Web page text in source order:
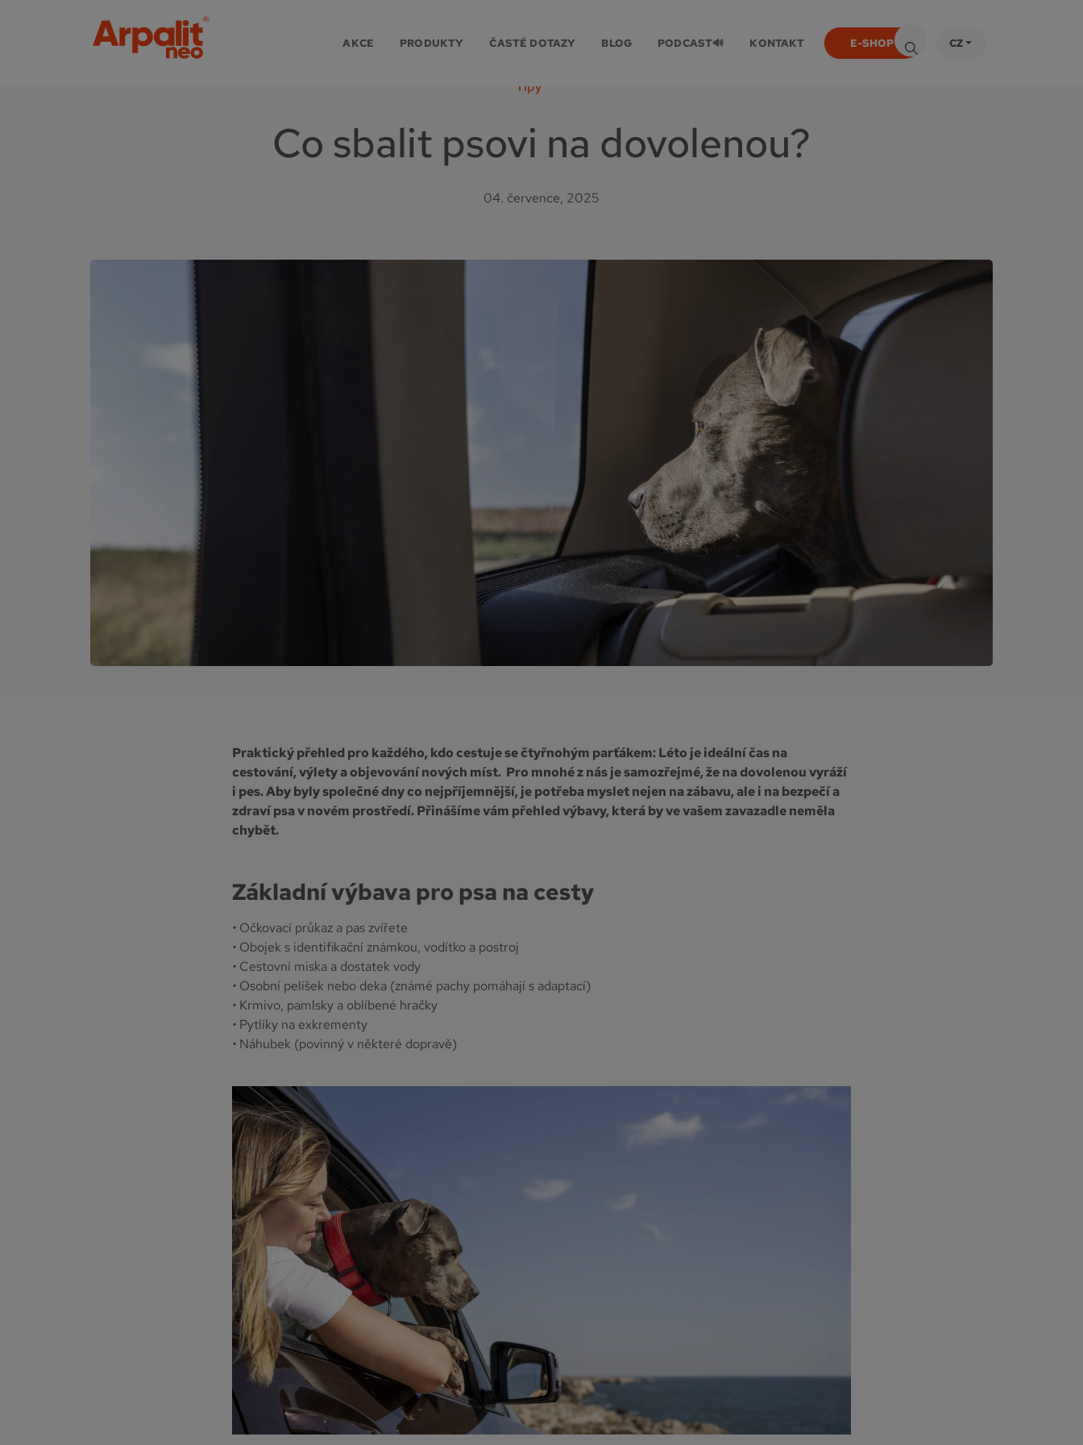
AKCE PRODUKTY ČASTÉ DOTAZY BLOG PODCAST🔊 KONTAKT E-SHOP CZ
Tipy
Co sbalit psovi na dovolenou?
04. července, 2025
Praktický přehled pro každého, kdo cestuje se čtyřnohým parťákem: Léto je ideální čas na
cestování, výlety a objevování nových míst. Pro mnohé z nás je samozřejmé, že na dovolenou vyráží
i pes. Aby byly společné dny co nejpříjemnější, je potřeba myslet nejen na zábavu, ale i na bezpečí a
zdraví psa v novém prostředí. Přinášíme vám přehled výbavy, která by ve vašem zavazadle neměla
chybět.
Základní výbava pro psa na cesty
• Očkovací průkaz a pas zvířete
• Obojek s identifikační známkou, vodítko a postroj
• Cestovní miska a dostatek vody
• Osobní pelíšek nebo deka (známé pachy pomáhají s adaptací)
• Krmivo, pamlsky a oblíbené hračky
• Pytlíky na exkrementy
• Náhubek (povinný v některé dopravě)